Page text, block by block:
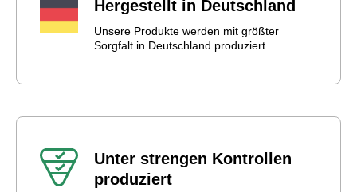
Hergestellt in Deutschland
Unsere Produkte werden mit größter
Sorgfalt in Deutschland produziert.
Unter strengen Kontrollen
produziert